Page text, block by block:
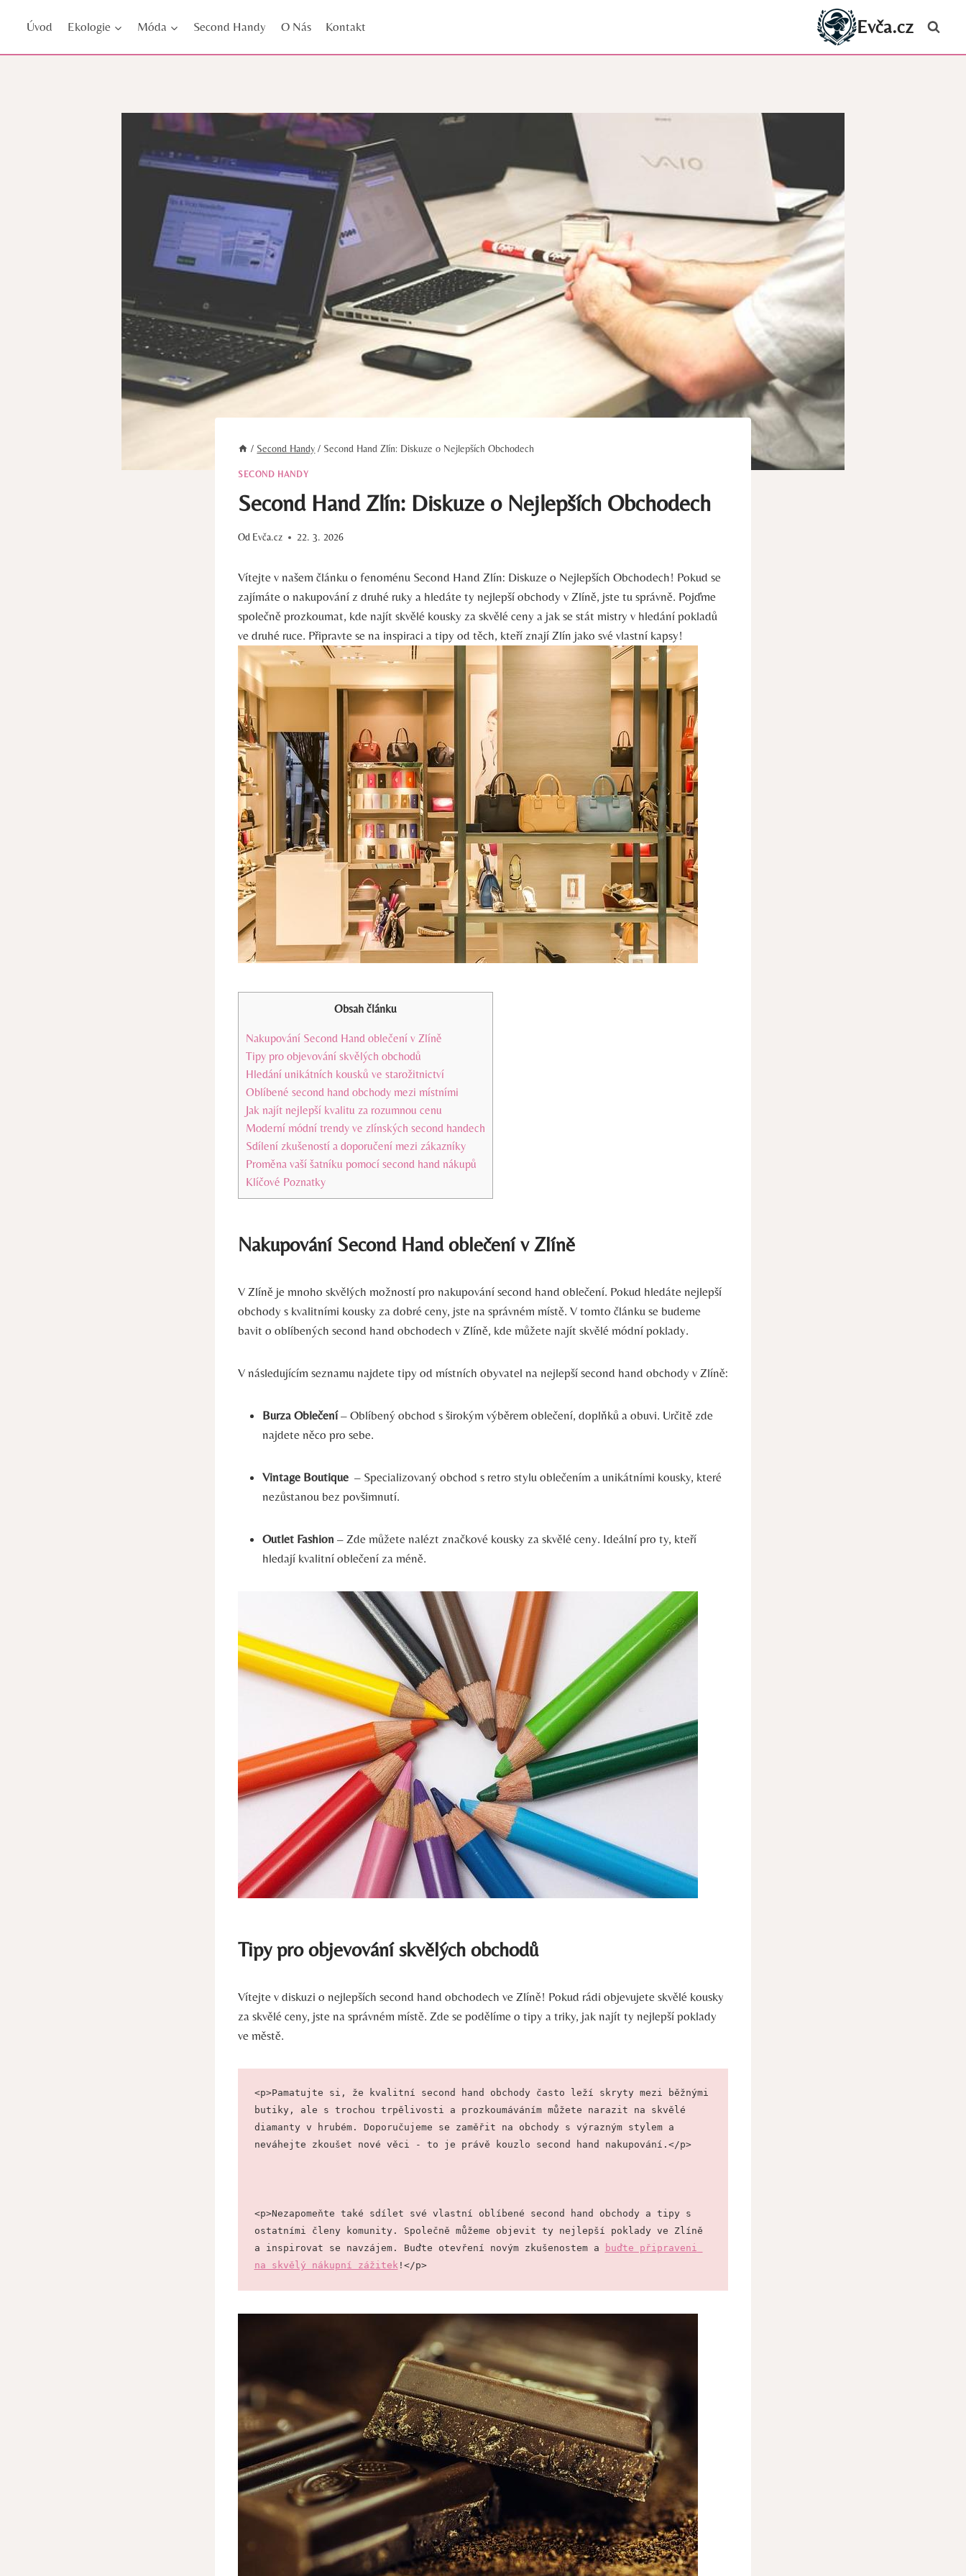
Úvod Ekologie Móda Second Handy O Nás Kontakt Evča.cz
/ Second Handy / Second Hand Zlín: Diskuze o Nejlepších Obchodech
SECOND HANDY
Second Hand Zlín: Diskuze o Nejlepších Obchodech
Od Evča.cz 22. 3. 2026
Vítejte v našem článku ⁤o⁢ fenoménu ​Second‍ Hand Zlín: Diskuze o Nejlepších Obchodech! Pokud se
zajímáte o nakupování ⁢z ​druhé ruky a hledáte ty⁣ nejlepší‌ obchody v Zlíně, jste tu správně. Pojďme
společně ​prozkoumat, ⁣kde najít skvělé kousky za skvělé ⁣ceny a jak se​ stát mistry v hledání ⁤pokladů
ve druhé ruce. Připravte se na⁢ inspiraci a tipy od těch, ​kteří znají Zlín jako své vlastní ⁣kapsy!
Obsah článku
Nakupování⁣ Second ‌Hand oblečení v⁢ Zlíně
Tipy pro objevování skvělých‍ obchodů
Hledání ​unikátních ‌kousků ve‌ starožitnictví
Oblíbené second‌ hand obchody‌ mezi ⁢místními
Jak najít nejlepší kvalitu za ‍rozumnou cenu
Moderní ⁣módní trendy ve zlínských ⁢second handech
Sdílení zkušeností a doporučení mezi zákazníky
Proměna‌ vaší šatníku pomocí second hand nákupů
Klíčové Poznatky
Nakupování⁣ Second ‌Hand oblečení v⁢ Zlíně
V Zlíně je mnoho skvělých možností pro nakupování second hand⁣ oblečení. Pokud hledáte nejlepší
‍obchody s⁢ kvalitními kousky ⁢za​ dobré ceny, jste na správném místě. V ⁢tomto článku se budeme
bavit o ⁢oblíbených second hand obchodech v Zlíně, ⁤kde můžete najít⁣ skvělé módní poklady.
V následujícím ​seznamu najdete tipy od místních obyvatel na nejlepší second‌ hand obchody v Zlíně:
Burza Oblečení– Oblíbený obchod s širokým ‍výběrem oblečení, doplňků ​a obuvi. Určitě zde
najdete něco pro⁣ sebe.
Vintage Boutique ‌ – Specializovaný obchod s retro stylu ⁤oblečením a unikátními kousky, ⁤které
nezůstanou bez ⁢povšimnutí.
Outlet‌ Fashion – Zde můžete⁣ nalézt ⁢značkové kousky za skvělé ⁢ceny. Ideální pro ty, kteří
hledají kvalitní‍ oblečení za méně.
Tipy pro objevování skvělých‍ obchodů
Vítejte v diskuzi o nejlepších second ⁤hand obchodech ve Zlíně! Pokud rádi ⁣objevujete skvělé kousky
za skvělé ‍ceny, jste na správném místě. Zde se ⁣podělíme o tipy a triky, jak najít ty nejlepší poklady
ve městě.
<p>Pamatujte si, že kvalitní second hand obchody často leží skryty mezi běžnými
butiky, ale s trochou trpělivosti a prozkoumáváním můžete narazit na skvělé
diamanty v hrubém. Doporučujeme se zaměřit na obchody s výrazným stylem a
neváhejte zkoušet nové věci - to je právě kouzlo second hand nakupování.</p>
<p>Nezapomeňte také sdílet své vlastní oblíbené second hand obchody a tipy s
ostatními členy komunity. Společně můžeme objevit ty nejlepší poklady ve Zlíně
a inspirovat se navzájem. Buďte otevření novým zkušenostem a
buďte připraveni
na skvělý nákupní zážitek !</p>